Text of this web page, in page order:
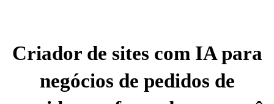
Criador de sites com IA para
negócios de pedidos de